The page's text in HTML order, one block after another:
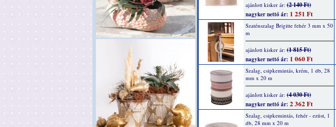
ajánlott kisker ár:(2 140 Ft)
nagyker nettó ár: 1 251 Ft
Szaténszalag Brigitte fehér 3 mm x 50
m
ajánlott kisker ár:(1 815 Ft)
nagyker nettó ár: 1 060 Ft
Szalag, csipkemintás, krém, 1 db, 28
mm x 20 m
ajánlott kisker ár:(4 030 Ft)
nagyker nettó ár: 2 362 Ft
Szalag, csipkemintás, fehér - ezüst, 1
db, 28 mm x 20 m